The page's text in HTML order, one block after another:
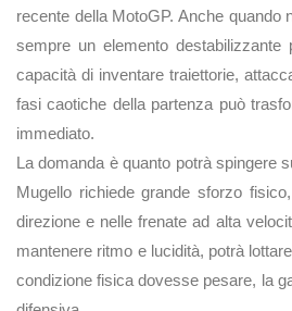
recente della MotoGP. Anche quando
sempre un elemento
capacità di inventare traiettorie,
fasi caotiche della partenza può
immediato.
La domanda è quanto potrà spingere
Mugello richiede grande sforzo
direzione e nelle frenate ad alta
mantenere ritmo e lucidità, potrà
condizione fisica dovesse pesare, la